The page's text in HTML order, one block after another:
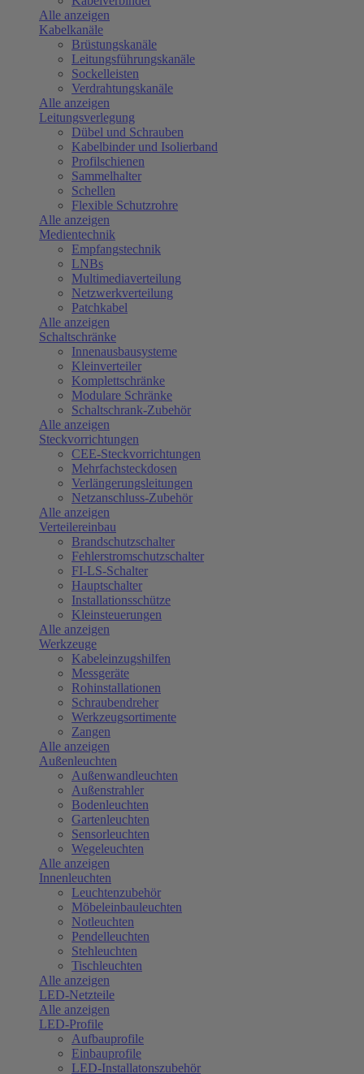
Alle anzeigen
Kabelkanäle
Brüstungskanäle
Leitungsführungskanäle
Sockelleisten
Verdrahtungskanäle
Alle anzeigen
Leitungsverlegung
Dübel und Schrauben
Kabelbinder und Isolierband
Profilschienen
Sammelhalter
Schellen
Flexible Schutzrohre
Alle anzeigen
Medientechnik
Empfangstechnik
LNBs
Multimediaverteilung
Netzwerkverteilung
Patchkabel
Alle anzeigen
Schaltschränke
Innenausbausysteme
Kleinverteiler
Komplettschränke
Modulare Schränke
Schaltschrank-Zubehör
Alle anzeigen
Steckvorrichtungen
CEE-Steckvorrichtungen
Mehrfachsteckdosen
Verlängerungsleitungen
Netzanschluss-Zubehör
Alle anzeigen
Verteilereinbau
Brandschutzschalter
Fehlerstromschutzschalter
FI-LS-Schalter
Hauptschalter
Installationsschütze
Kleinsteuerungen
Alle anzeigen
Werkzeuge
Kabeleinzugshilfen
Messgeräte
Rohinstallationen
Schraubendreher
Werkzeugsortimente
Zangen
Alle anzeigen
Außenleuchten
Außenwandleuchten
Außenstrahler
Bodenleuchten
Gartenleuchten
Sensorleuchten
Wegeleuchten
Alle anzeigen
Innenleuchten
Leuchtenzubehör
Möbeleinbauleuchten
Notleuchten
Pendelleuchten
Stehleuchten
Tischleuchten
Alle anzeigen
LED-Netzteile
Alle anzeigen
LED-Profile
Aufbauprofile
Einbauprofile
LED-Installatonszubehör